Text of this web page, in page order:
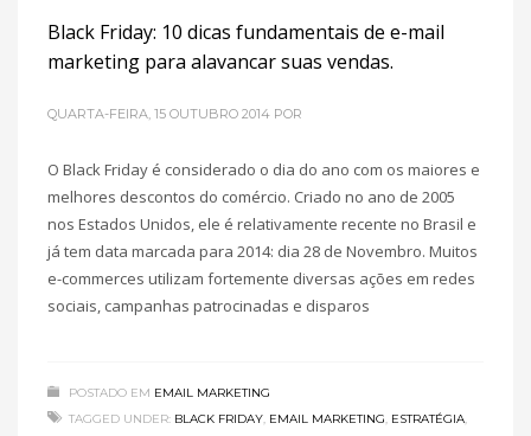
Black Friday: 10 dicas fundamentais de e-mail
marketing para alavancar suas vendas.
QUARTA-FEIRA, 15 OUTUBRO 2014 POR
O Black Friday é considerado o dia do ano com os maiores e
melhores descontos do comércio. Criado no ano de 2005
nos Estados Unidos, ele é relativamente recente no Brasil e
já tem data marcada para 2014: dia 28 de Novembro. Muitos
e-commerces utilizam fortemente diversas ações em redes
sociais, campanhas patrocinadas e disparos
POSTADO EM EMAIL MARKETING
TAGGED UNDER: BLACK FRIDAY, EMAIL MARKETING, ESTRATÉGIA,